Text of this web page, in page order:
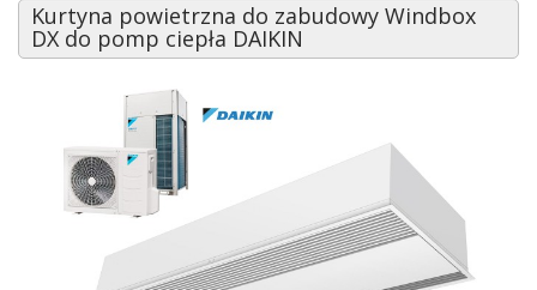
Kurtyna powietrzna do zabudowy Windbox
DX do pomp ciepła DAIKIN